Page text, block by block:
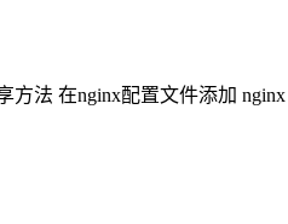
在nginx配置文件添加 nginx